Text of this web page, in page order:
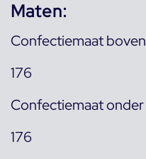
Maten:
Confectiemaat boven
176
Confectiemaat onder
176